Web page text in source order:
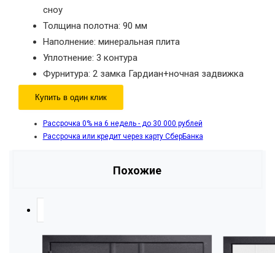
сноу
Толщина полотна: 90 мм
Наполнение: минеральная плита
Уплотнение: 3 контура
Фурнитура: 2 замка Гардиан+ночная задвижка
Купить в один клик
Рассрочка 0% на 6 недель - до 30 000 рублей
Рассрочка или кредит через карту СберБанка
Похожие